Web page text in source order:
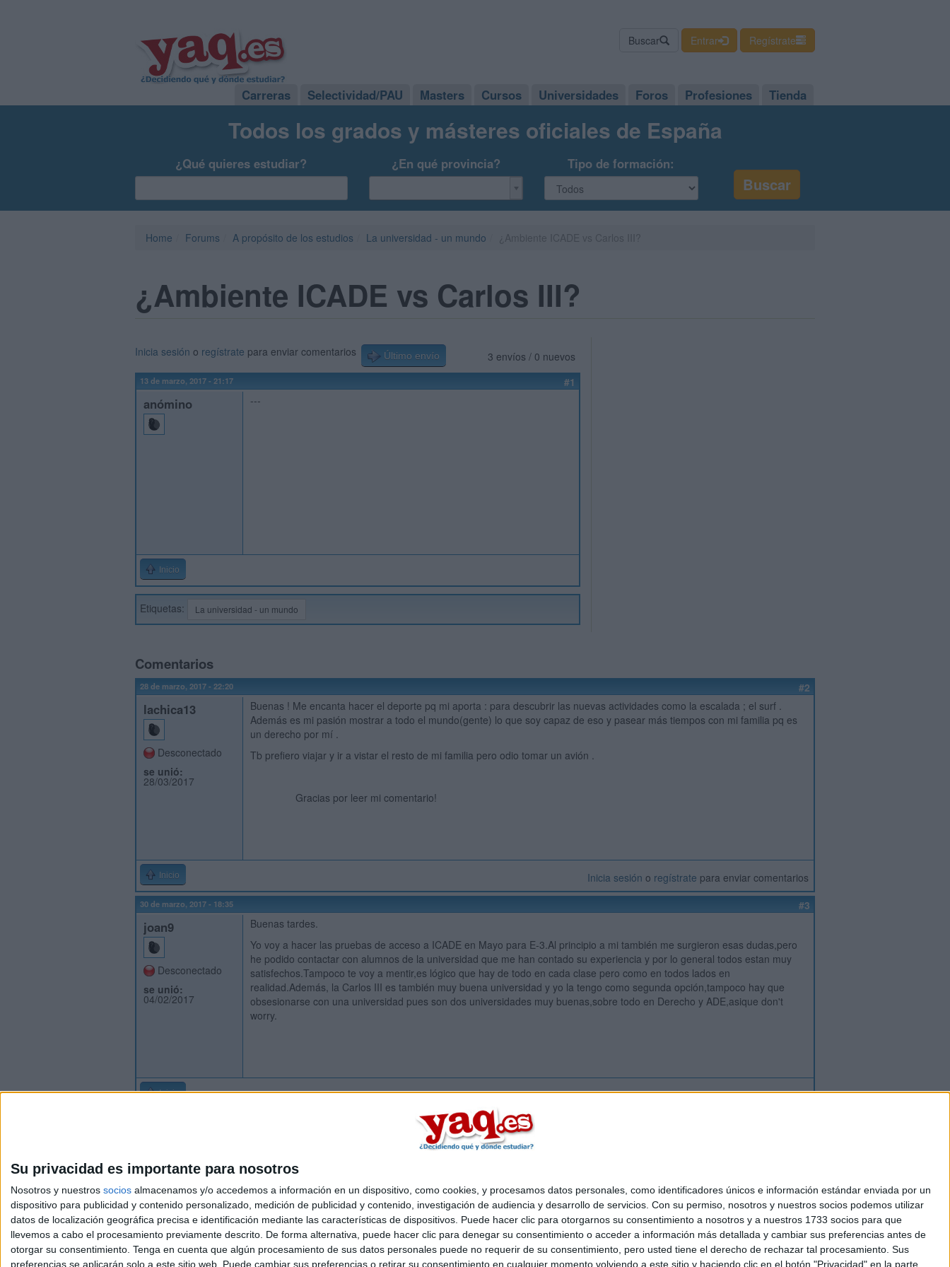
Su privacidad es importante para nosotros
Nosotros y nuestros socios almacenamos y/o accedemos a información en un dispositivo, como cookies, y procesamos datos personales, como identificadores únicos e información estándar enviada por un
dispositivo para publicidad y contenido personalizado, medición de publicidad y contenido, investigación de audiencia y desarrollo de servicios. Con su permiso, nosotros y nuestros socios podemos utilizar
datos de localización geográfica precisa e identificación mediante las características de dispositivos. Puede hacer clic para otorgarnos su consentimiento a nosotros y a nuestros 1733 socios para que
llevemos a cabo el procesamiento previamente descrito. De forma alternativa, puede hacer clic para denegar su consentimiento o acceder a información más detallada y cambiar sus preferencias antes de
otorgar su consentimiento. Tenga en cuenta que algún procesamiento de sus datos personales puede no requerir de su consentimiento, pero usted tiene el derecho de rechazar tal procesamiento. Sus
preferencias se aplicarán solo a este sitio web. Puede cambiar sus preferencias o retirar su consentimiento en cualquier momento volviendo a este sitio y haciendo clic en el botón "Privacidad" en la parte
Buscar Entrar Regístrate
Carreras Selectividad/PAU Masters Cursos Universidades Foros Profesiones Tienda
Todos los grados y másteres oficiales de España
¿Qué quieres estudiar? ¿En qué provincia? Tipo de formación:
Home Forums A propósito de los estudios La universidad - un mundo
¿Ambiente ICADE vs Carlos III?
3 envíos / 0 nuevos
Inicia sesión o regístrate para enviar comentarios Último envío
13 de marzo, 2017 - 21:17 #1
anómino ---
Inicio
Etiquetas: La universidad - un mundo
Comentarios
28 de marzo, 2017 - 22:20 #2
lachica13
Desconectado
se unió:
28/03/2017
Buenas ! Me encanta hacer el deporte pq mi aporta : para descubrir las nuevas actividades como la escalada ; el surf .
Además es mi pasión mostrar a todo el mundo(gente) lo que soy capaz de eso y pasear más tiempos con mi familia pq es
un derecho por mí .
Tb prefiero viajar y ir a vistar el resto de mi familia pero odio tomar un avión .
Gracias por leer mi comentario!
Inicio Inicia sesión o regístrate para enviar comentarios
30 de marzo, 2017 - 18:35 #3
joan9
Desconectado
se unió:
04/02/2017
Buenas tardes.
Yo voy a hacer las pruebas de acceso a ICADE en Mayo para E-3.Al principio a mi también me surgieron esas dudas,pero
he podido contactar con alumnos de la universidad que me han contado su experiencia y por lo general todos estan muy
satisfechos.Tampoco te voy a mentir,es lógico que hay de todo en cada clase pero como en todos lados en
realidad.Además, la Carlos III es también muy buena universidad y yo la tengo como segunda opción,tampoco hay que
obsesionarse con una universidad pues son dos universidades muy buenas,sobre todo en Derecho y ADE,asique don't
worry.
Inicio Inicia sesiónoregístratepara enviar comentarios
Quiénes somos|Contactar|Anúnciate
Aviso legal|Politica de privacidad|Condiciones generales|Política de cookies
© 2003-2026Compás Mediterráneo S.L.- Diego de León 47 - 28006 Madrid [ESPAÑA] - Tel. +34 91 593 2767